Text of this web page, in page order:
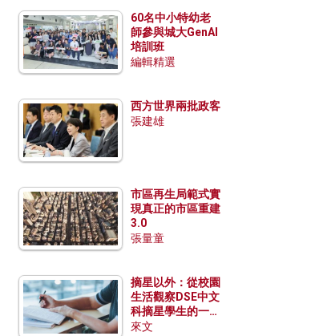
60名中小特幼老
師參與城大GenAI
培訓班
編輯精選
西方世界兩批政客
張建雄
市區再生局範式實
現真正的市區重建
3.0
張量童
摘星以外：從校園
生活觀察DSE中文
科摘星學生的一點
特質
來文